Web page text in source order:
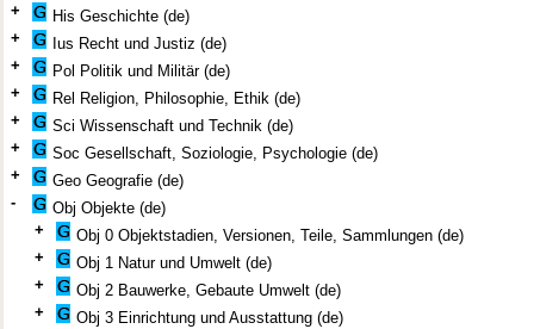
+
His Geschichte (de)
+
Ius Recht und Justiz (de)
+
Pol Politik und Militär (de)
+
Rel Religion, Philosophie, Ethik (de)
+
Sci Wissenschaft und Technik (de)
+
Soc Gesellschaft, Soziologie, Psychologie (de)
+
Geo Geografie (de)
-
Obj Objekte (de)
+
Obj 0 Objektstadien, Versionen, Teile, Sammlungen (de)
+
Obj 1 Natur und Umwelt (de)
+
Obj 2 Bauwerke, Gebaute Umwelt (de)
+
Obj 3 Einrichtung und Ausstattung (de)